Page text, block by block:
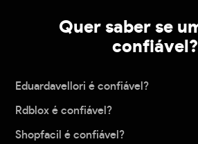
Quer saber se
confiável?
Eduardavellori é confiável?
Rdblox é confiável?
Shopfacil é confiável?